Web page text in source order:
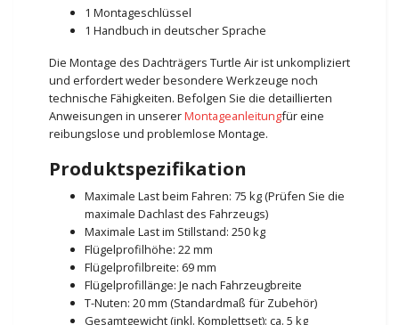
1 Montageschlüssel
1 Handbuch in deutscher Sprache
Die Montage des Dachträgers Turtle Air ist unkompliziert
und erfordert weder besondere Werkzeuge noch
technische Fähigkeiten. Befolgen Sie die detaillierten
Anweisungen in unsererMontageanleitungfür eine
reibungslose und problemlose Montage.
Produktspezifikation
Maximale Last beim Fahren: 75 kg (Prüfen Sie die
maximale Dachlast des Fahrzeugs)
Maximale Last im Stillstand: 250 kg
Flügelprofilhöhe: 22 mm
Flügelprofilbreite: 69 mm
Flügelprofillänge: Je nach Fahrzeugbreite
T-Nuten: 20 mm (Standardmaß für Zubehör)
Gesamtgewicht (inkl. Komplettset): ca. 5 kg